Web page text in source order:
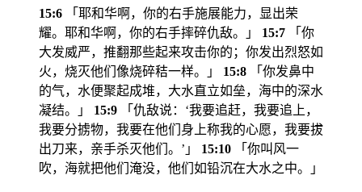
15:6 「耶和华啊，你的右手施展能力，显出荣
耀。耶和华啊，你的右手摔碎仇敌。」 15:7 「你
大发威严，推翻那些起来攻击你的；你发出烈怒如
火，烧灭他们像烧碎秸一样。」 15:8 「你发鼻中
的气，水便聚起成堆，大水直立如垒，海中的深水
凝结。」 15:9 「仇敌说：‘我要追赶，我要追上，
我要分掳物，我要在他们身上称我的心愿，我要拔
出刀来，亲手杀灭他们。’」 15:10 「你叫风一
吹，海就把他们淹没，他们如铅沉在大水之中。」